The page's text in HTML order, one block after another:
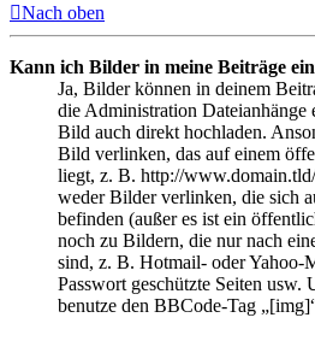
Nach oben
Kann ich Bilder in meine Beiträge
Ja, Bilder können in deinem
die Administration Dateianhänge
Bild auch direkt hochladen.
Bild verlinken, das auf einem
liegt, z. B. http://
weder Bilder verlinken, die sich
befinden (außer es ist ein
noch zu Bildern, die nur nach
sind, z. B. Hotmail- oder Yahoo-
Passwort geschützte Seiten usw.
benutze den BBCode-Tag